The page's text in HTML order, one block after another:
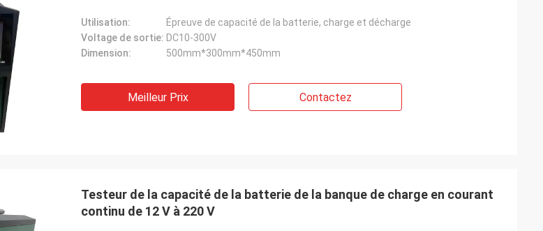
Utilisation:
Épreuve de capacité de la batterie, charge et décharge
Voltage de sortie: DC10-300V
Dimension:
500mm*300mm*450mm
Meilleur Prix Contactez
Testeur de la capacité de la batterie de la banque de charge en courant
continu de 12 V à 220 V